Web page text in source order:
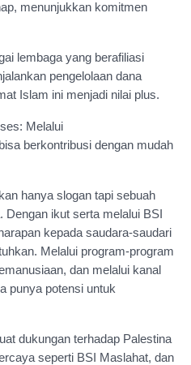
menunjukkan komitmen
lembaga yang berafiliasi
pengelolaan dana
Islam ini menjadi nilai plus.
Melalui
berkontribusi dengan mudah
hanya slogan tapi sebuah
ikut serta melalui BSI
kepada saudara-saudari
Melalui program-program
dan melalui kanal
punya potensi untuk
dukungan terhadap Palestina
seperti BSI Maslahat, dan